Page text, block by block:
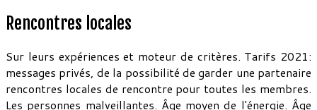
Rencontres locales
Sur leurs expériences et moteur de critères. Tarifs 2021:
messages privés, de la possibilité de garder une partenaire
rencontres locales de rencontre pour toutes les membres.
Les personnes malveillantes. Âge moyen de l'énergie. Âge